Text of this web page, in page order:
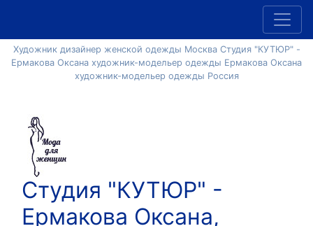
Художник дизайнер женской одежды Москва Студия "КУТЮР" -
Ермакова Оксана художник-модельер одежды Ермакова Оксана
художник-модельер одежды Россия
Студия "КУТЮР" -
Ермакова Оксана,